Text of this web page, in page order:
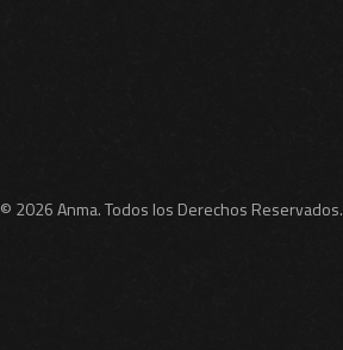
© 2026 Anma. Todos los Derechos Reservados.